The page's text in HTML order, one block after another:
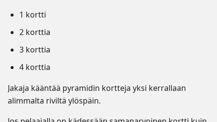
1 kortti
2 korttia
3 korttia
4 korttia
Jakaja kääntää pyramidin kortteja yksi kerrallaan
alimmalta riviltä ylöspäin.